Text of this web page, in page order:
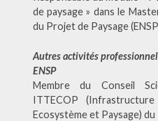
de paysage » dans le
du Projet de Paysage
Autres activités
ENSP
Membre du Conseil
ITTECOP
Ecosystème et Paysage) du